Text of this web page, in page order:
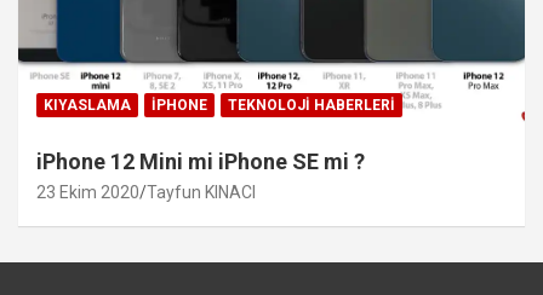
KIYASLAMA IPHONE TEKNOLOJI HABERLERI
iPhone 12 Mini mi iPhone SE mi ?
23 Ekim 2020 Tayfun KINACI